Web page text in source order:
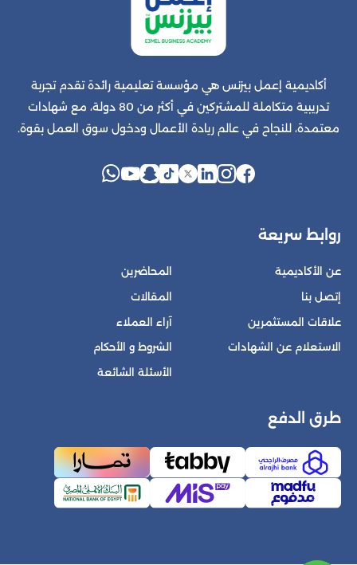
أكاديمية إعمل بيزنس هي مؤسسة تعليمية رائدة تقدم تجربة
تدريبية متكاملة للمشتركين في أكثر من 80 دولة، مع شهادات
معتمدة، للنجاح في عالم ريادة الأعمال ودخول سوق العمل بقوة.
روابط سريعة
عن الأكاديمية
إتصل بنا
علاقات المستثمرين
الاستعلام عن الشهادات
المحاضرين
المقالات
آراء العملاء
الشروط و الأحكام
الأسئلة الشائعة
طرق الدفع